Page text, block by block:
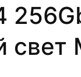
свет